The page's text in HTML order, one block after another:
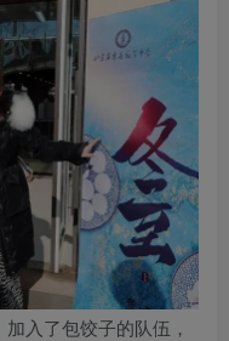
入了包饺子的队伍，